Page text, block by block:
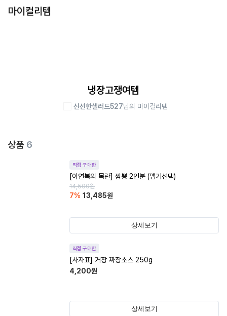
마이컬리템
냉장고쟁여템
신선한샐러드527님의 마이컬리템
상품 6
직접 구매한
[이연복의 목란] 짬뽕 2인분 (맵기선택)
14,500원
7% 13,485원
상세보기
직접 구매한
[사자표] 거장 짜장소스 250g
4,200원
상세보기